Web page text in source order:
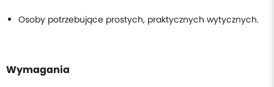
Osoby potrzebujące prostych, praktycznych wytycznych.
Wymagania